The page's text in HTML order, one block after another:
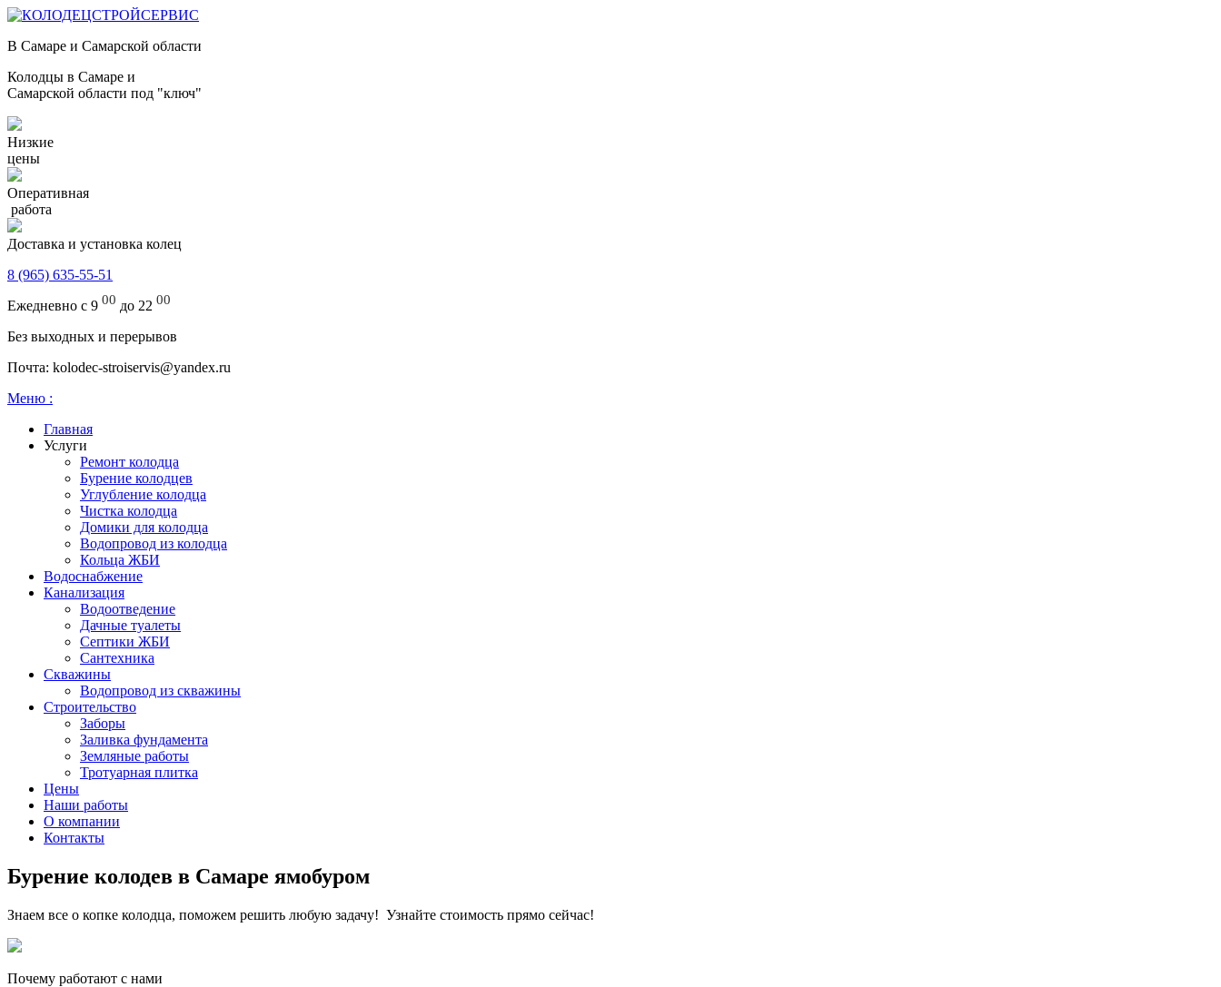
В Самаре и Самарской области
Колодцы в Самаре и
Самарской области под "ключ"
Низкие
цены
Оперативная
работа
Доставка и установка колец
8 (965) 635-55-51
Ежедневно с 9 00 до 22 00
Без выходных и перерывов
Почта: kolodec-stroiservis@yandex.ru
Меню :
Главная
Услуги
Ремонт колодца
Бурение колодцев
Углубление колодца
Чистка колодца
Домики для колодца
Водопровод из колодца
Кольца ЖБИ
Водоснабжение
Канализация
Водоотведение
Дачные туалеты
Септики ЖБИ
Сантехника
Скважины
Водопровод из скважины
Строительство
Заборы
Заливка фундамента
Земляные работы
Тротуарная плитка
Цены
Наши работы
О компании
Контакты
Бурение колодев в Самаре ямобуром
Знаем все о копке колодца, поможем решить любую задачу! Узнайте стоимость прямо сейчас!
Почему работают с нами